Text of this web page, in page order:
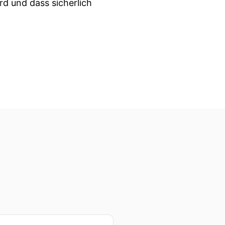
und dass sicherlich